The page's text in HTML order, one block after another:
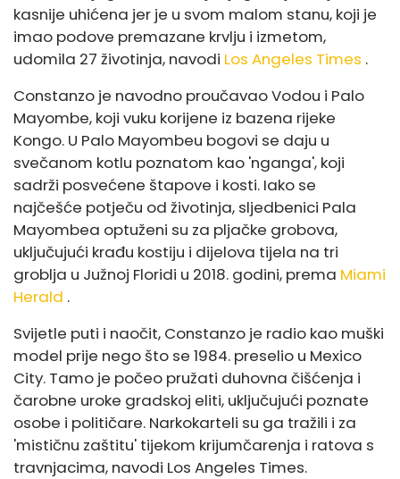
kasnije uhićena jer je u svom malom stanu, koji je
imao podove premazane krvlju i izmetom,
udomila 27 životinja, navodi Los Angeles Times .
Constanzo je navodno proučavao Vodou i Palo
Mayombe, koji vuku korijene iz bazena rijeke
Kongo. U Palo Mayombeu bogovi se daju u
svečanom kotlu poznatom kao 'nganga', koji
sadrži posvećene štapove i kosti. Iako se
najčešće potječu od životinja, sljedbenici Pala
Mayombea optuženi su za pljačke grobova,
uključujući krađu kostiju i dijelova tijela na tri
groblja u Južnoj Floridi u 2018. godini, prema Miami
Herald .
Svijetle puti i naočit, Constanzo je radio kao muški
model prije nego što se 1984. preselio u Mexico
City. Tamo je počeo pružati duhovna čišćenja i
čarobne uroke gradskoj eliti, uključujući poznate
osobe i političare. Narkokarteli su ga tražili i za
'mističnu zaštitu' tijekom krijumčarenja i ratova s ​​
travnjacima, navodi Los Angeles Times.